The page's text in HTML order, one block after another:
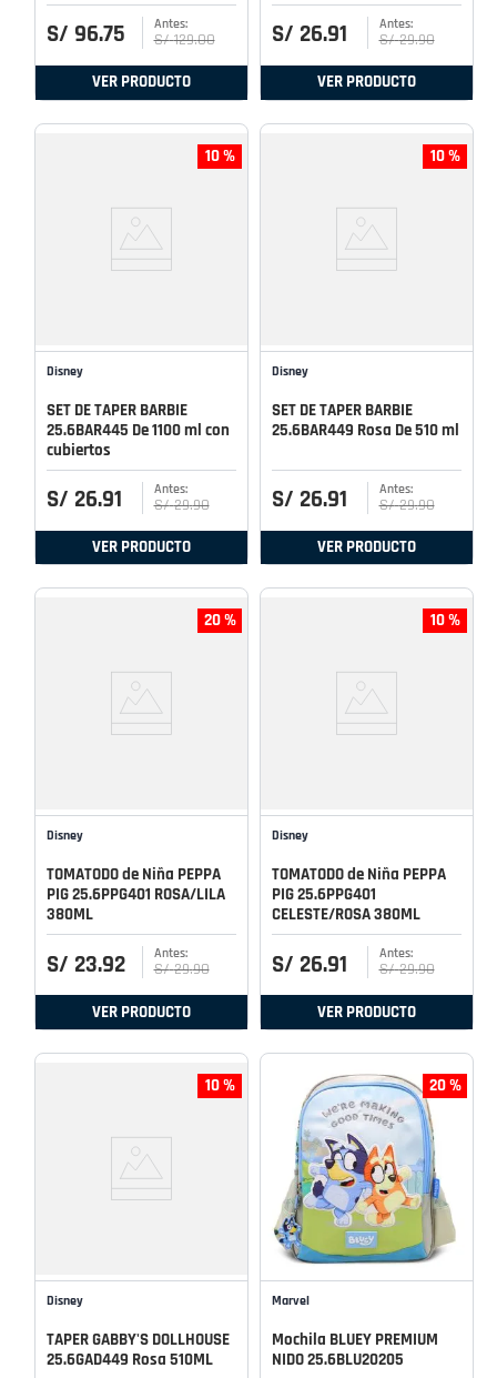
S/ 96.75 S/ 129.00
VER PRODUCTO
S/ 26.91 S/ 29.90
VER PRODUCTO
10 %
Disney
SET DE TAPER BARBIE
25.6BAR445 De 1100 ml con
cubiertos
S/ 26.91 S/ 29.90
VER PRODUCTO
10 %
Disney
SET DE TAPER BARBIE
25.6BAR449 Rosa De 510 ml
S/ 26.91 S/ 29.90
VER PRODUCTO
20 %
Disney
TOMATODO de Niña PEPPA
PIG 25.6PPG401 ROSA/LILA
380ML
S/ 23.92 S/ 29.90
VER PRODUCTO
10 %
Disney
TOMATODO de Niña PEPPA
PIG 25.6PPG401
CELESTE/ROSA 380ML
S/ 26.91 S/ 29.90
VER PRODUCTO
10 %
Disney
TAPER GABBY'S DOLLHOUSE
25.6GAD449 Rosa 510ML
20 %
Marvel
Mochila BLUEY PREMIUM
NIDO 25.6BLU20205